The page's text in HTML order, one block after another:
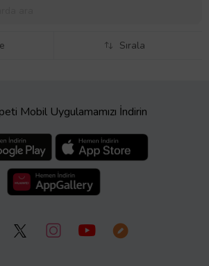
Sırala
Mobil Uygulamamızı İndirin